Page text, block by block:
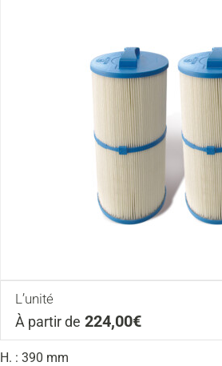
L’unité
À partir de 224,00€
H. : 390 mm